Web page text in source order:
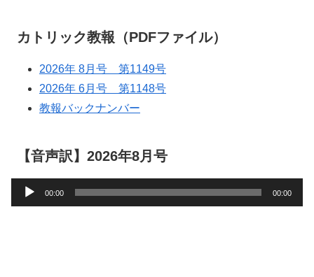
カトリック教報（PDFファイル）
2026年 8月号 第1149号
2026年 6月号 第1148号
教報バックナンバー
【音声訳】2026年8月号
声
00:00 00:00